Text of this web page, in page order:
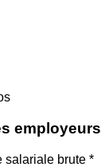
employeurs
salariale brute *